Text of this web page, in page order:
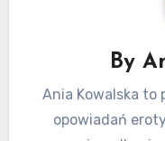
By
Ania Kowalska to
opowiadań